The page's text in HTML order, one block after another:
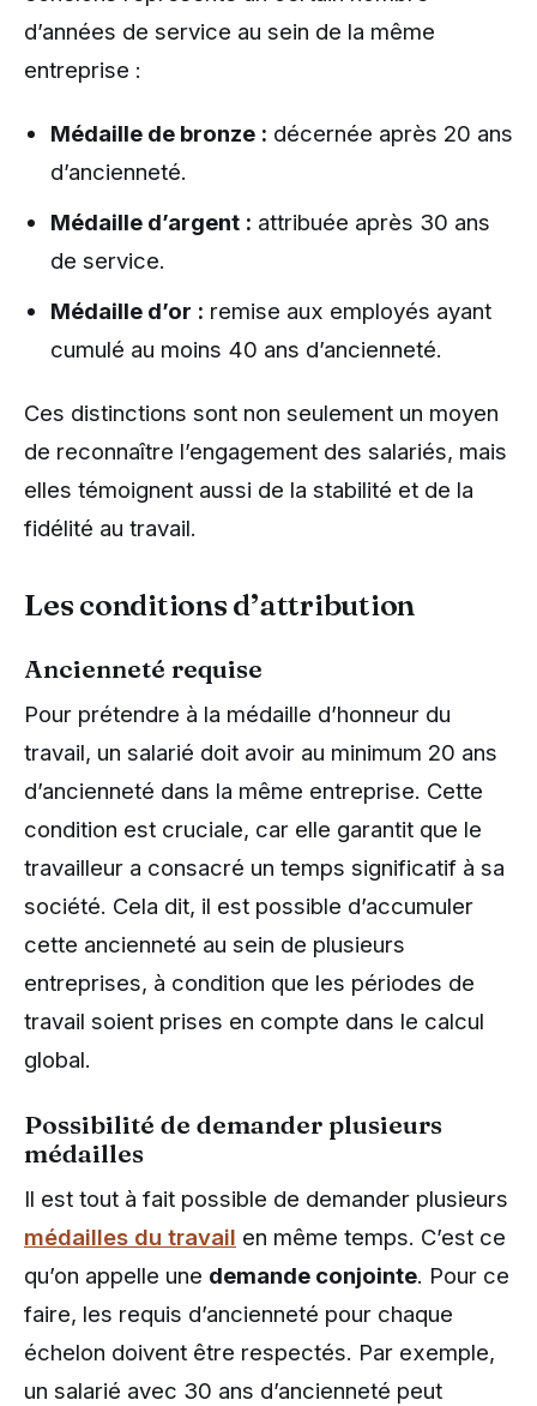
d’années de service au sein de la même
entreprise :
Médaille de bronze : décernée après 20 ans
d’ancienneté.
Médaille d’argent : attribuée après 30 ans
de service.
Médaille d’or : remise aux employés ayant
cumulé au moins 40 ans d’ancienneté.
Ces distinctions sont non seulement un moyen
de reconnaître l’engagement des salariés, mais
elles témoignent aussi de la stabilité et de la
fidélité au travail.
Les conditions d’attribution
Ancienneté requise
Pour prétendre à la médaille d’honneur du
travail, un salarié doit avoir au minimum 20 ans
d’ancienneté dans la même entreprise. Cette
condition est cruciale, car elle garantit que le
travailleur a consacré un temps significatif à sa
société. Cela dit, il est possible d’accumuler
cette ancienneté au sein de plusieurs
entreprises, à condition que les périodes de
travail soient prises en compte dans le calcul
global.
Possibilité de demander plusieurs
médailles
Il est tout à fait possible de demander plusieurs
médailles du travail en même temps. C’est ce
qu’on appelle une demande conjointe. Pour ce
faire, les requis d’ancienneté pour chaque
échelon doivent être respectés. Par exemple,
un salarié avec 30 ans d’ancienneté peut